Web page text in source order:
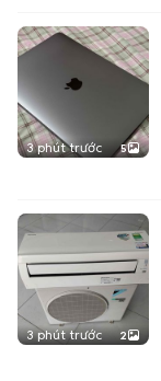
3 phút trước 5
3 phút trước 2